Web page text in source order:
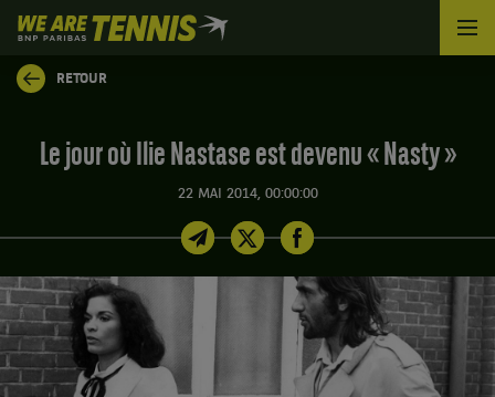
We
are
Tennis
by
Accueil
RETOUR
Le jour où Ilie Nastase est devenu « Nasty »
22 MAI 2014, 00:00:00